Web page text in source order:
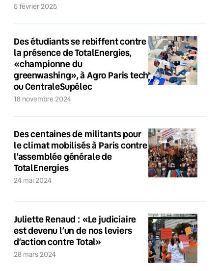
5 février 2025
Des étudiants se rebiffent contre
la présence de TotalEnergies,
«championne du
greenwashing», à Agro Paris tech
ou CentraleSupélec
18 novembre 2024
Des centaines de militants pour
le climat mobilisés à Paris contre
l’assemblée générale de
TotalEnergies
24 mai 2024
Juliette Renaud : «Le judiciaire
est devenu l’un de nos leviers
d’action contre Total»
28 mars 2024